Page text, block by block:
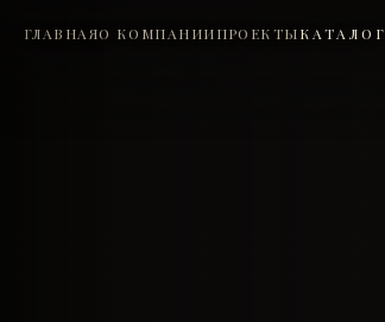
ГЛАВНАЯО КОМПАНИИПРОЕКТЫКАТАЛОГ